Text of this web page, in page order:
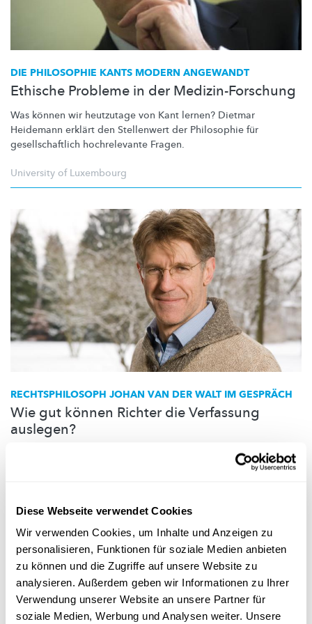
Diese Webseite verwendet Cookies
Wir verwenden Cookies, um Inhalte und Anzeigen zu
personalisieren, Funktionen für soziale Medien anbieten
zu können und die Zugriffe auf unsere Website zu
analysieren. Außerdem geben wir Informationen zu Ihrer
Verwendung unserer Website an unsere Partner für
soziale Medien, Werbung und Analysen weiter. Unsere
DIE PHILOSOPHIE KANTS MODERN ANGEWANDT
Ethische Probleme in der Medizin-Forschung
Was können wir heutzutage von Kant lernen? Dietmar
Heidemann erklärt den Stellenwert der Philosophie für
gesellschaftlich hochrelevante Fragen.
University of Luxembourg
RECHTSPHILOSOPH JOHAN VAN DER WALT IM GESPRÄCH
Wie gut können Richter die Verfassung
auslegen?
Sollten eher Politiker als Richter die Verfassung auslegen? Und
was hat Jura mit Poesie zu tun? Johan van der Walt spricht mit
University of Luxembourg
Folgescience.lu